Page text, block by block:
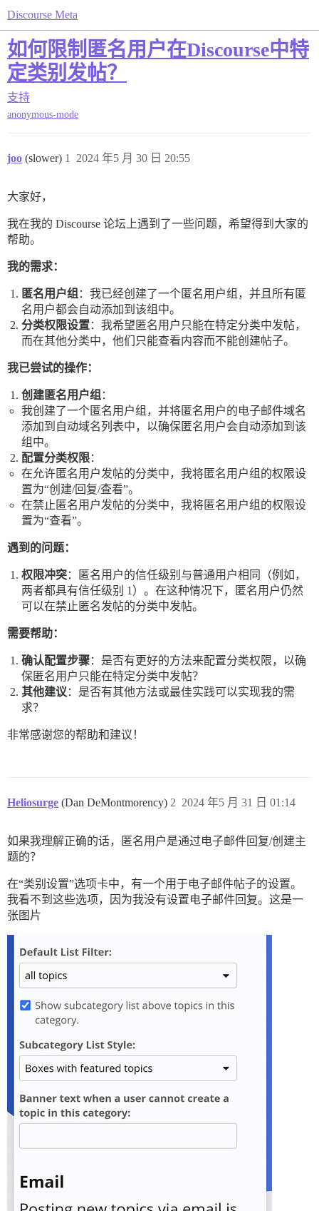
Discourse Meta
如何限制匿名用户在Discourse中特
定类别发帖？
支持
anonymous-mode
joo (slower) 2024 年5 月 30 日 20:55
1
大家好，
我在我的 Discourse 论坛上遇到了一些问题，希望得到大家的
帮助。
我的需求：
匿名用户组 ：我已经创建了一个匿名用户组，并且所有匿
名用户都会自动添加到该组中。
分类权限设置：我希望匿名用户只能在特定分类中发帖，
而在其他分类中，他们只能查看内容而不能创建帖子。
我已尝试的操作：
创建匿名用户组 ：
我创建了一个匿名用户组，并将匿名用户的电子邮件域名
添加到自动域名列表中，以确保匿名用户会自动添加到该
组中。
配置分类权限：
在允许匿名用户发帖的分类中，我将匿名用户组的权限设
置为“创建/回复/查看”。
在禁止匿名用户发帖的分类中，我将匿名用户组的权限设
置为“查看”。
遇到的问题：
权限冲突：匿名用户的信任级别与普通用户相同（例如，
两者都具有信任级别 1）。在这种情况下，匿名用户仍然
可以在禁止匿名发帖的分类中发帖。
需要帮助：
确认配置步骤：是否有更好的方法来配置分类权限，以确
保匿名用户只能在特定分类中发帖？
其他建议 ：是否有其他方法或最佳实践可以实现我的需
求？
非常感谢您的帮助和建议！
Heliosurge (Dan DeMontmorency) 2024 年5 月 31 日 01:14
2
如果我理解正确的话，匿名用户是通过电子邮件回复/创建主
题的？
在“类别设置”选项卡中，有一个用于电子邮件帖子的设置。
我看不到这些选项，因为我没有设置电子邮件回复。这是一
张图片